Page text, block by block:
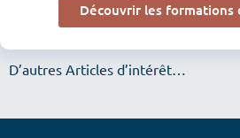
Découvrir les formations
D’autres Articles d’intérêt…